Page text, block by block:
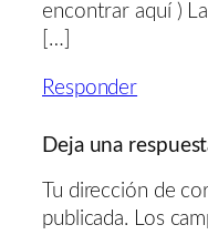
encontrar aquí )
[…]
Responder
Deja una
Tu dirección de
publicada. Los